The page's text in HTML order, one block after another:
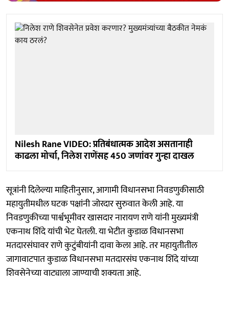
Nilesh Rane VIDEO: प्रतिबंधात्मक आदेश असतानाही
काढला मोर्चा, निलेश राणेंसह 450 जणांवर गुन्हा दाखल
सूत्रांनी दिलेल्या माहितीनुसार, आगामी विधानसभा निवडणुकीसाठी
महायुतीमधील घटक पक्षांनी जोरदार सुरुवात केली आहे. या
निवडणुकीच्या पार्श्वभूमीवर खासदार नारायण राणे यांनी मुख्यमंत्री
एकनाथ शिंदे यांची भेट घेतली. या भेटीत कुडाळ विधानसभा
मतदारसंघावर राणे कुटुंबीयांनी दावा केला आहे. तर महायुतीतील
जागावाटपात कुडाळ विधानसभा मतदारसंघ एकनाथ शिंदे यांच्या
शिवसेनेच्या वाट्याला जाण्याची शक्यता आहे.